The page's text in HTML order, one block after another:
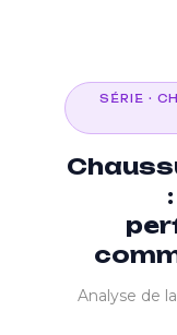
SÉRIE ·
Analyse de